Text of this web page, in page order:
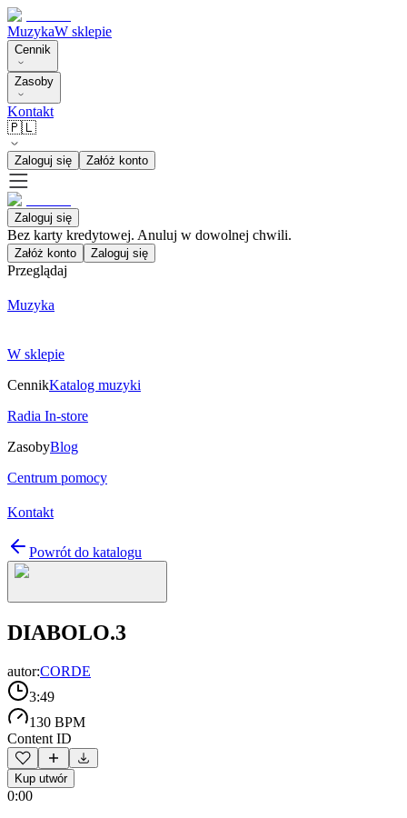
MuzykaW sklepie
Cennik
Zasoby
Kontakt
🇵🇱
Zaloguj się Załóż konto
Zaloguj się
Bez karty kredytowej. Anuluj w dowolnej chwili.
Załóż konto Zaloguj się
Przeglądaj
Muzyka
W sklepie
CennikKatalog muzyki
Radia In-store
ZasobyBlog
Centrum pomocy
Kontakt
Powrót do katalogu
DIABOLO.3
autor:CORDE
3:49
130 BPM
Content ID
Kup utwór
0:00